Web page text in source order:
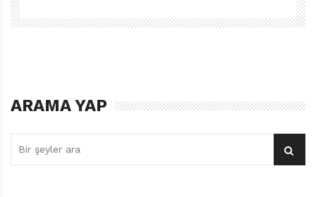
yemekten ya da iyice dinlenmekten hiçbir farkı yok.
Nasıl ki bir çocuğun sağlıklı bir şekilde büyümek için
Bu bağlamda doğanın korunması konusunu işleyen
çocuk kitaplarının önemi yadsınamaz. Biz yetişkinlere
düşen görev, çocuklarımızı bu alanda yazılmış nitelikli
ARAMA YAP